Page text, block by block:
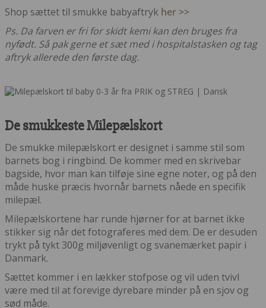
Shop sættet til smukke babyaftryk her >>
Ps. Da farven er fri for skidt kemi kan den bruges fra
nyfødt. Så pak gerne et sæt med i hospitalstasken og tag
aftryk allerede den første dag.
De smukkeste Milepælskort
De smukke milepælskort er designet i samme stil som
barnets bog i ringbind. De kommer med en skrivebar
bagside, hvor man kan tilføje sine egne noter, og på den
måde huske præcis hvornår barnets nåede en specifik
milepæl.
Milepælskortene har runde hjørner for at barnet ikke
stikker sig når det fotograferes med dem. De er desuden
trykt på tykt 300g miljøvenligt og svanemærket papir i
Danmark.
Sættet kommer i en lækker stofpose og vil uden tvivl
være med til at forevige dyrebare minder på en sjov og
sød måde.